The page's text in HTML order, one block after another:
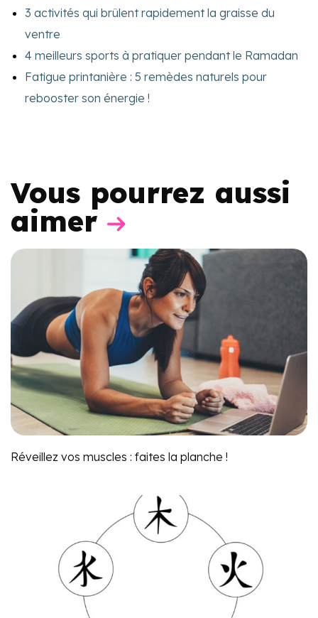
3 activités qui brûlent rapidement la graisse du
ventre
4 meilleurs sports à pratiquer pendant le Ramadan
Fatigue printanière : 5 remèdes naturels pour
rebooster son énergie !
Vous pourrez aussi
aimer
Réveillez vos muscles : faites la planche !